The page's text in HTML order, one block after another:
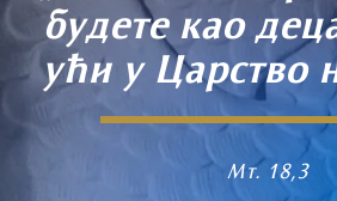
будете као
ући у Царство
Мт. 18,3